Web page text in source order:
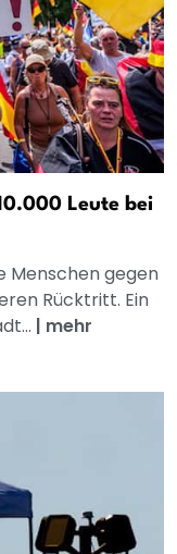
Leute bei
Menschen gegen
Rücktritt. Ein
| mehr